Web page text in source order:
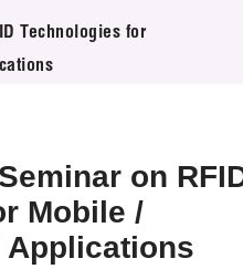
Technologies for
on
Mobile /
Applications